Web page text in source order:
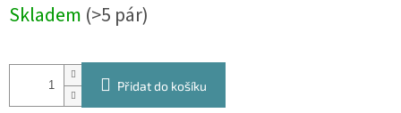
cena:
Skladem (>5 pár)
Přidat do košíku